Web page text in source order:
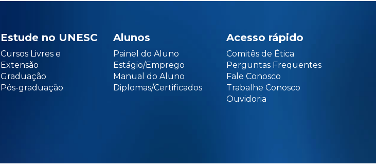
Estude no UNESC
Cursos Livres e
Extensão
Graduação
Pós-graduação
Alunos
Painel do Aluno
Estágio/Emprego
Manual do Aluno
Diplomas/Certificados
Acesso rápido
Comitês de Ética
Perguntas Frequentes
Fale Conosco
Trabalhe Conosco
Ouvidoria